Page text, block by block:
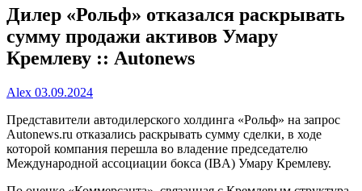
Дилер «Рольф» отказался раскрывать
сумму продажи активов Умару
Кремлеву :: Autonews
Alex 03.09.2024
Представители автодилерского холдинга «Рольф» на запрос
Autonews.ru отказались раскрывать сумму сделки, в ходе
которой компания перешла во владение председателю
Международной ассоциации бокса (IBA) Умару Кремлеву.